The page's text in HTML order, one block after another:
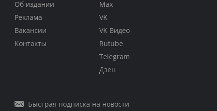
Об издании
Реклама
Вакансии
Контакты
Max
VK
VK Видео
Rutube
Telegram
Дзен
Быстрая подписка на новости